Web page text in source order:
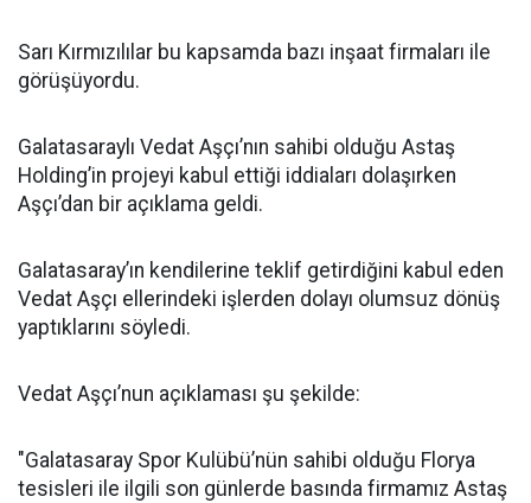
Sarı Kırmızılılar bu kapsamda bazı inşaat firmaları ile
görüşüyordu.
Galatasaraylı Vedat Aşçı’nın sahibi olduğu Astaş
Holding’in projeyi kabul ettiği iddiaları dolaşırken
Aşçı’dan bir açıklama geldi.
Galatasaray’ın kendilerine teklif getirdiğini kabul eden
Vedat Aşçı ellerindeki işlerden dolayı olumsuz dönüş
yaptıklarını söyledi.
Vedat Aşçı’nun açıklaması şu şekilde:
"Galatasaray Spor Kulübü’nün sahibi olduğu Florya
tesisleri ile ilgili son günlerde basında firmamız Astaş